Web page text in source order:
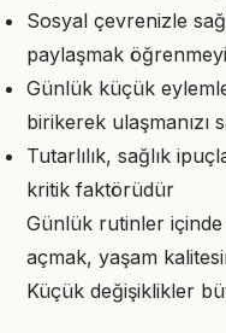
Sosyal çevrenizle
paylaşmak
Günlük küçük
birikerek ulaşmanızı
Tutarlılık, sağlık
kritik faktörüdür
Günlük rutinler
açmak, yaşam
Küçük değişiklikler